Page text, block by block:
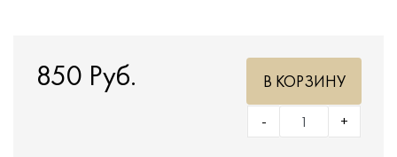
850 Руб.
+
-
В КОРЗИНУ